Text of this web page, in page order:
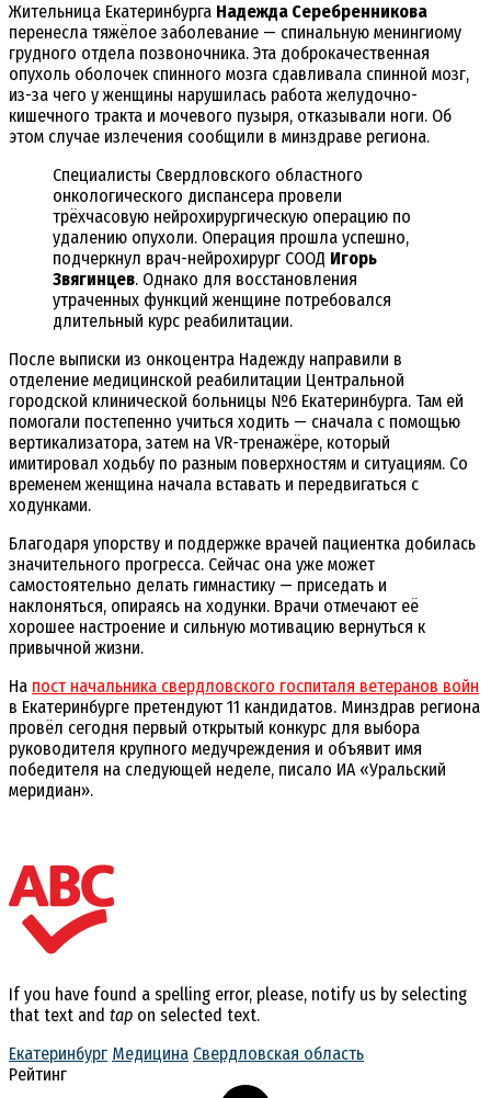
Жительница Екатеринбурга Надежда Серебренникова
перенесла тяжёлое заболевание — спинальную менингиому
грудного отдела позвоночника. Эта доброкачественная
опухоль оболочек спинного мозга сдавливала спинной мозг,
из-за чего у женщины нарушилась работа желудочно-
кишечного тракта и мочевого пузыря, отказывали ноги. Об
этом случае излечения сообщили в минздраве региона.
Специалисты Свердловского областного
онкологического диспансера провели
трёхчасовую нейрохирургическую операцию по
удалению опухоли. Операция прошла успешно,
подчеркнул врач-нейрохирург СООД Игорь
Звягинцев. Однако для восстановления
утраченных функций женщине потребовался
длительный курс реабилитации.
После выписки из онкоцентра Надежду направили в
отделение медицинской реабилитации Центральной
городской клинической больницы №6 Екатеринбурга. Там ей
помогали постепенно учиться ходить — сначала с помощью
вертикализатора, затем на VR-тренажёре, который
имитировал ходьбу по разным поверхностям и ситуациям. Со
временем женщина начала вставать и передвигаться с
ходунками.
Благодаря упорству и поддержке врачей пациентка добилась
значительного прогресса. Сейчас она уже может
самостоятельно делать гимнастику — приседать и
наклоняться, опираясь на ходунки. Врачи отмечают её
хорошее настроение и сильную мотивацию вернуться к
привычной жизни.
На пост начальника свердловского госпиталя ветеранов войн
в Екатеринбурге претендуют 11 кандидатов. Минздрав региона
провёл сегодня первый открытый конкурс для выбора
руководителя крупного медучреждения и объявит имя
победителя на следующей неделе, писало ИА «Уральский
меридиан».
If you have found a spelling error, please, notify us by selecting
that text and tap on selected text.
Екатеринбург Медицина Свердловская область
Рейтинг